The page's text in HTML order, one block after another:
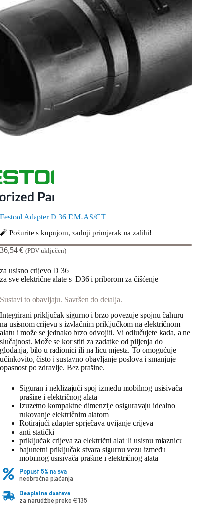
Festool Adapter D 36 DM-AS/CT
🧨 Požurite s kupnjom, zadnji primjerak na zalihi!
36,54 € (PDV uključen)
za usisno crijevo D 36
za sve električne alate s D36 i priborom za čišćenje
Sustavi to obavljaju. Savršen do detalja.
Integrirani priključak sigurno i brzo povezuje spojnu čahuru
na usisnom crijevu s izvlačnim priključkom na električnom
alatu i može se jednako brzo odvojiti. Vi odlučujete kada, a ne
slučajnost. Može se koristiti za zadatke od piljenja do
glodanja, bilo u radionici ili na licu mjesta. To omogućuje
učinkovito, čisto i sustavno obavljanje poslova i smanjuje
opasnost po zdravlje. Bez prašine.
Siguran i neklizajući spoj između mobilnog usisivača
prašine i električnog alata
Izuzetno kompaktne dimenzije osiguravaju idealno
rukovanje električnim alatom
Rotirajući adapter sprječava uvijanje crijeva
anti statički
priključak crijeva za električni alat ili usisnu mlaznicu
bajunetni priključak stvara sigurnu vezu između
mobilnog usisivača prašine i električnog alata
Popust 5% na sva
neobročna plaćanja
Besplatna dostava
za narudžbe preko €135